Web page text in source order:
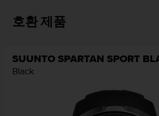
호환 제품
SUUNTO SPARTAN SPORT
Black